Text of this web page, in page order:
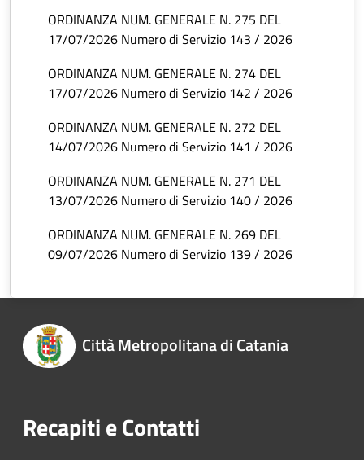
ORDINANZA NUM. GENERALE N. 275 DEL
17/07/2026 Numero di Servizio 143 / 2026
ORDINANZA NUM. GENERALE N. 274 DEL
17/07/2026 Numero di Servizio 142 / 2026
ORDINANZA NUM. GENERALE N. 272 DEL
14/07/2026 Numero di Servizio 141 / 2026
ORDINANZA NUM. GENERALE N. 271 DEL
13/07/2026 Numero di Servizio 140 / 2026
ORDINANZA NUM. GENERALE N. 269 DEL
09/07/2026 Numero di Servizio 139 / 2026
Città Metropolitana di Catania
Recapiti e Contatti